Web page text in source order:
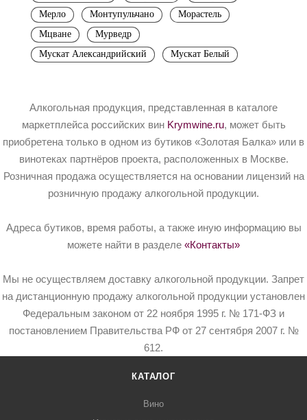
Мерло
Монтупульчано
Морастель
Мцване
Мурведр
Мускат Александрийский
Мускат Белый
Алкогольная продукция, представленная в каталоге
маркетплейса российских вин Krymwine.ru, может быть
приобретена только в одном из бутиков «Золотая Балка» или в
винотеках партнёров проекта, расположенных в Москве.
Розничная продажа осуществляется на основании лицензий на
розничную продажу алкогольной продукции.
Адреса бутиков, время работы, а также иную информацию вы
можете найти в разделе «Контакты»
Мы не осуществляем доставку алкогольной продукции. Запрет
на дистанционную продажу алкогольной продукции установлен
Федеральным законом от 22 ноября 1995 г. № 171-ФЗ и
постановлением Правительства РФ от 27 сентября 2007 г. №
612.
КАТАЛОГ
Вино